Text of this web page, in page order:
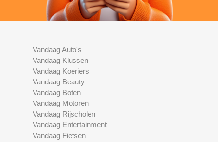
Vandaag Auto's
Vandaag Klussen
Vandaag Koeriers
Vandaag Beauty
Vandaag Boten
Vandaag Motoren
Vandaag Rijscholen
Vandaag Entertainment
Vandaag Fietsen